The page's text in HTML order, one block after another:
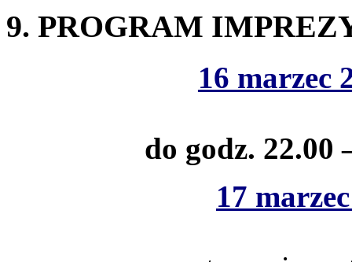
9. PROGRAM
16 marzec
do godz. 22.00
17